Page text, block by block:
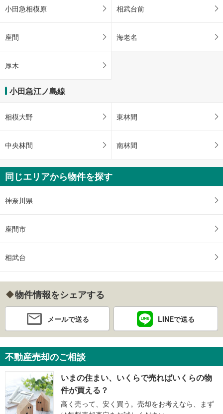
小田急相模原 相武台前
座間 海老名
厚木
小田急江ノ島線
相模大野 東林間
中央林間 南林間
同じエリアから物件を探す
神奈川県
座間市
相武台
物件情報をシェアする
メールで送る LINEで送る
不動産売却のご相談
いまの住まい、いくらで売ればいくらの物
件が買える？
高く売って、安く買う。売却をお考えなら、まず